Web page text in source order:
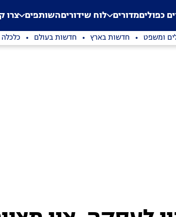
Application error: a
. כפוליםמדורים לוח שידוריםהשותפים צרו
ומשפט חדשות בארץ חדשות בעולם כלכלה